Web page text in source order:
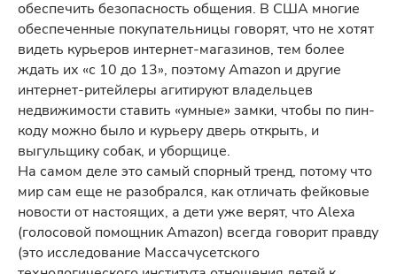
обеспечить безопасность общения. В США многие
обеспеченные покупательницы говорят, что не хотят
видеть курьеров интернет-магазинов, тем более
ждать их «с 10 до 13», поэтому Amazon и другие
интернет-ритейлеры агитируют владельцев
недвижимости ставить «умные» замки, чтобы по пин-
коду можно было и курьеру дверь открыть, и
выгульщику собак, и уборщице.
На самом деле это самый спорный тренд, потому что
мир сам еще не разобрался, как отличать фейковые
новости от настоящих, а дети уже верят, что Alexa
(голосовой помощник Amazon) всегда говорит правду
(это исследование Массачусетского